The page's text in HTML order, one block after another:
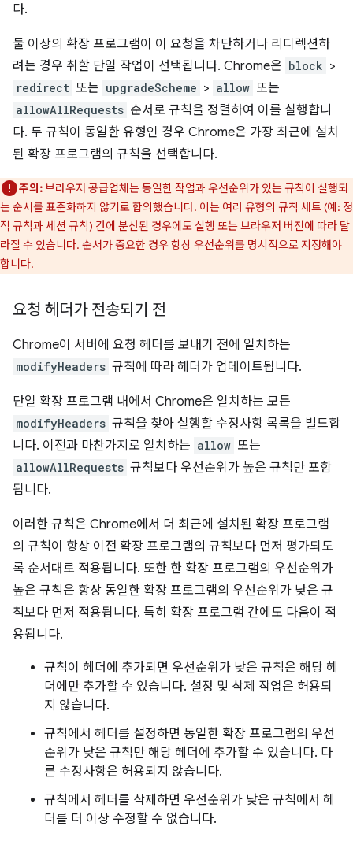
다.
둘 이상의 확장 프로그램이 이 요청을 차단하거나 리디렉션하
려는 경우 취할 단일 작업이 선택됩니다. Chrome은 block >
redirect 또는 upgradeScheme > allow 또는
allowAllRequests 순서로 규칙을 정렬하여 이를 실행합니
다. 두 규칙이 동일한 유형인 경우 Chrome은 가장 최근에 설치
된 확장 프로그램의 규칙을 선택합니다.
주의:브라우저 공급업체는 동일한 작업과 우선순위가 있는 규칙이 실행되
는 순서를 표준화하지 않기로 합의했습니다. 이는 여러 유형의 규칙 세트 (예: 정
적 규칙과 세션 규칙) 간에 분산된 경우에도 실행 또는 브라우저 버전에 따라 달
라질 수 있습니다. 순서가 중요한 경우 항상 우선순위를 명시적으로 지정해야
합니다.
요청 헤더가 전송되기 전
Chrome이 서버에 요청 헤더를 보내기 전에 일치하는
modifyHeaders 규칙에 따라 헤더가 업데이트됩니다.
단일 확장 프로그램 내에서 Chrome은 일치하는 모든
modifyHeaders 규칙을 찾아 실행할 수정사항 목록을 빌드합
니다. 이전과 마찬가지로 일치하는 allow 또는
allowAllRequests 규칙보다 우선순위가 높은 규칙만 포함
됩니다.
이러한 규칙은 Chrome에서 더 최근에 설치된 확장 프로그램
의 규칙이 항상 이전 확장 프로그램의 규칙보다 먼저 평가되도
록 순서대로 적용됩니다. 또한 한 확장 프로그램의 우선순위가
높은 규칙은 항상 동일한 확장 프로그램의 우선순위가 낮은 규
칙보다 먼저 적용됩니다. 특히 확장 프로그램 간에도 다음이 적
용됩니다.
규칙이 헤더에 추가되면 우선순위가 낮은 규칙은 해당 헤
더에만 추가할 수 있습니다. 설정 및 삭제 작업은 허용되
지 않습니다.
규칙에서 헤더를 설정하면 동일한 확장 프로그램의 우선
순위가 낮은 규칙만 해당 헤더에 추가할 수 있습니다. 다
른 수정사항은 허용되지 않습니다.
규칙에서 헤더를 삭제하면 우선순위가 낮은 규칙에서 헤
더를 더 이상 수정할 수 없습니다.